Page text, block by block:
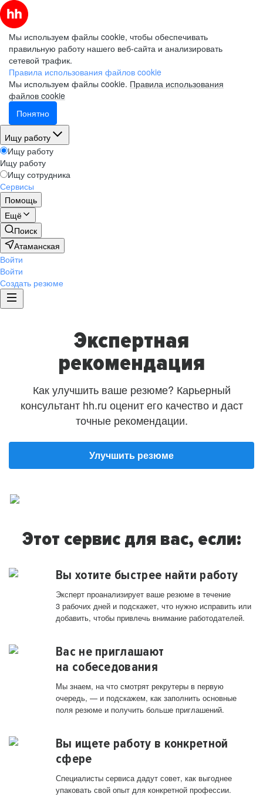
Мы используем файлы cookie, чтобы обеспечивать
правильную работу нашего веб-сайта и анализировать
сетевой трафик.
Правила использования файлов cookie
Мы используем файлы cookie. Правила использования
файлов cookie
Понятно
Ищу работу
Ищу работу
Ищу работу
Ищу сотрудника
Сервисы
Помощь
Ещё
Поиск
Атаманская
Войти
Войти
Создать резюме
Экспертная
рекомендация
Как улучшить ваше резюме? Карьерный
консультант hh.ru оценит его качество и даст
точные рекомендации.
Улучшить резюме
Этот сервис для вас, если:
Вы хотите быстрее найти работу
Эксперт проанализирует ваше резюме в течение
3 рабочих дней и подскажет, что нужно исправить или
добавить, чтобы привлечь внимание работодателей.
Вас не приглашают
на собеседования
Мы знаем, на что смотрят рекрутеры в первую
очередь, — и подскажем, как заполнить основные
поля резюме и получить больше приглашений.
Вы ищете работу в конкретной
сфере
Специалисты сервиса дадут совет, как выгоднее
упаковать свой опыт для конкретной профессии.